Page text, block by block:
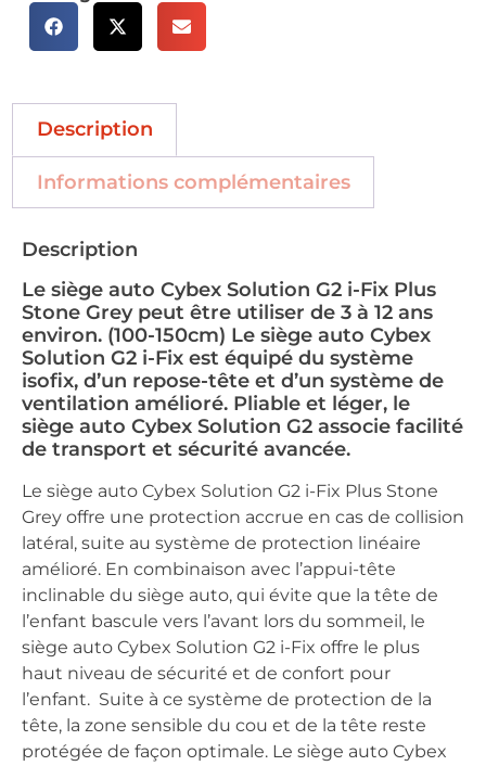
Description
Informations complémentaires
Description
Le siège auto Cybex Solution G2 i-Fix Plus
Stone Grey peut être utiliser de 3 à 12 ans
environ. (100-150cm) Le siège auto Cybex
Solution G2 i-Fix est équipé du système
isofix, d’un repose-tête et d’un système de
ventilation amélioré. Pliable et léger, le
siège auto Cybex Solution G2 associe facilité
de transport et sécurité avancée.
Le siège auto Cybex Solution G2 i-Fix Plus Stone
Grey offre une protection accrue en cas de collision
latéral, suite au système de protection linéaire
amélioré. En combinaison avec l’appui-tête
inclinable du siège auto, qui évite que la tête de
l’enfant bascule vers l’avant lors du sommeil, le
siège auto Cybex Solution G2 i-Fix offre le plus
haut niveau de sécurité et de confort pour
l’enfant. Suite à ce système de protection de la
tête, la zone sensible du cou et de la tête reste
protégée de façon optimale. Le siège auto Cybex